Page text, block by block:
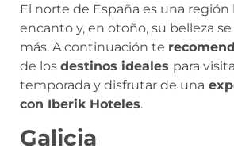
El norte de España es una región
encanto y, en otoño, su belleza
más. A continuación te
de los destinos ideales para
temporada y disfrutar de una
con Iberik Hoteles.
Galicia